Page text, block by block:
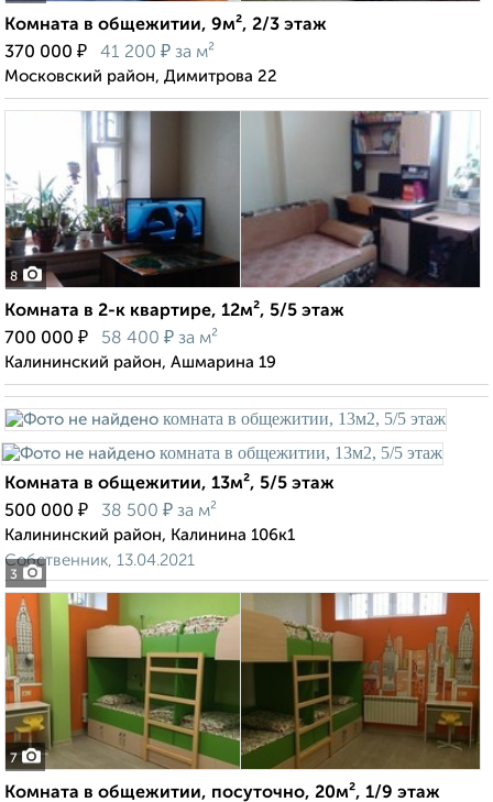
Комната в общежитии, 9м², 2/3 этаж
370 000 ₽ 41 200 ₽ за м²
Московский район, Димитрова 22
8
Комната в 2-к квартире, 12м², 5/5 этаж
700 000 ₽ 58 400 ₽ за м²
Калининский район, Ашмарина 19
3
Комната в общежитии, 13м², 5/5 этаж
500 000 ₽ 38 500 ₽ за м²
Калининский район, Калинина 106к1
Собственник, 13.04.2021
7
Комната в общежитии, посуточно, 20м², 1/9 этаж